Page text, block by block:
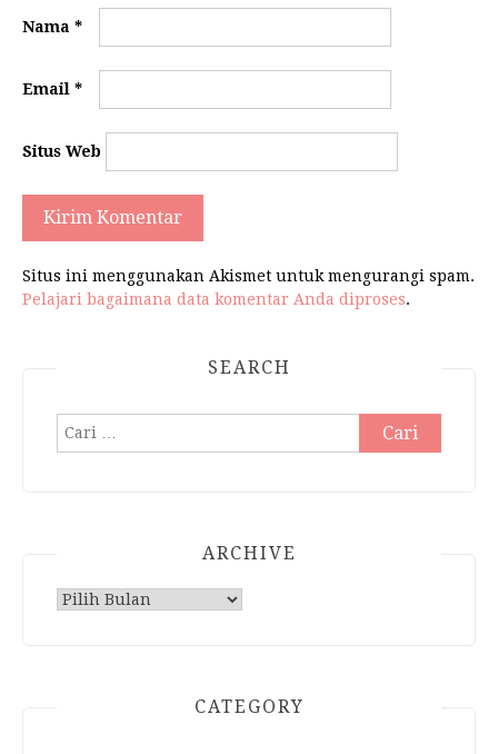
Nama *
Email *
Situs Web
Situs ini menggunakan Akismet untuk mengurangi spam.
Pelajari bagaimana data komentar Anda diproses.
SEARCH
Cari
untuk:
ARCHIVE
Archive
CATEGORY